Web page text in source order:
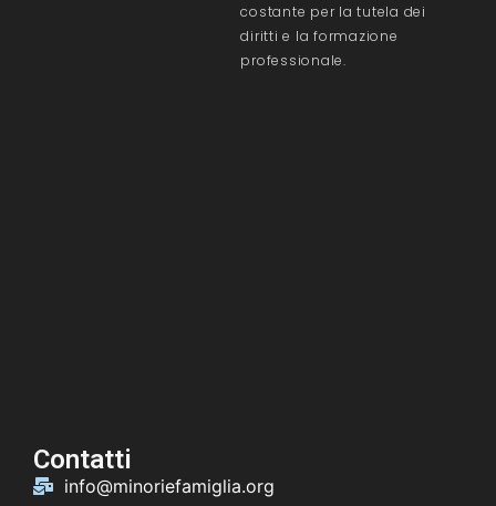
costante per la tutela dei
diritti e la formazione
professionale.
Contatti
info@minoriefamiglia.org